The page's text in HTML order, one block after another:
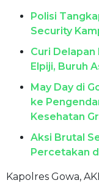
Polisi
Security
Curi Delapan
Elpiji, Buruh
May Day di
ke
Kesehatan
Aksi Brutal
Percetakan
Kapolres Gowa,